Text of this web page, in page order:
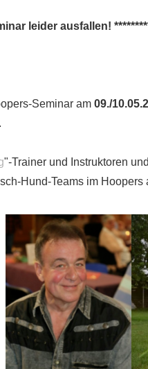
leider ausfallen!
Seminar am 09./
"-Trainer und Instruktoren
Hund-Teams im Hoopers